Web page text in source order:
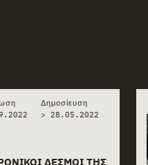
Δημοσίευση
> 28.05.2022
ΔΕΣΜΟΊ ΤΗΣ